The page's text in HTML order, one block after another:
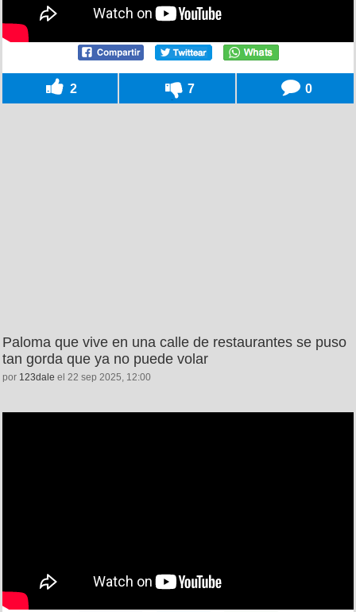
2 7 0
Paloma que vive en una calle de restaurantes se puso
tan gorda que ya no puede volar
por 123dale el 22 sep 2025, 12:00